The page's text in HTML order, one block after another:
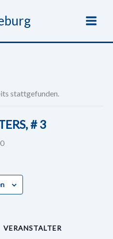
stattgefunden.
# 3
VERANSTALTER